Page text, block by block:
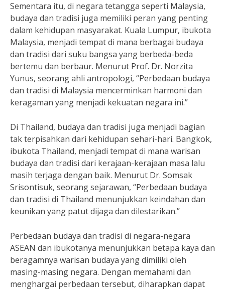
Sementara itu, di negara tetangga seperti Malaysia,
budaya dan tradisi juga memiliki peran yang penting
dalam kehidupan masyarakat. Kuala Lumpur, ibukota
Malaysia, menjadi tempat di mana berbagai budaya
dan tradisi dari suku bangsa yang berbeda-beda
bertemu dan berbaur. Menurut Prof. Dr. Norzita
Yunus, seorang ahli antropologi, “Perbedaan budaya
dan tradisi di Malaysia mencerminkan harmoni dan
keragaman yang menjadi kekuatan negara ini.”
Di Thailand, budaya dan tradisi juga menjadi bagian
tak terpisahkan dari kehidupan sehari-hari. Bangkok,
ibukota Thailand, menjadi tempat di mana warisan
budaya dan tradisi dari kerajaan-kerajaan masa lalu
masih terjaga dengan baik. Menurut Dr. Somsak
Srisontisuk, seorang sejarawan, “Perbedaan budaya
dan tradisi di Thailand menunjukkan keindahan dan
keunikan yang patut dijaga dan dilestarikan.”
Perbedaan budaya dan tradisi di negara-negara
ASEAN dan ibukotanya menunjukkan betapa kaya dan
beragamnya warisan budaya yang dimiliki oleh
masing-masing negara. Dengan memahami dan
menghargai perbedaan tersebut, diharapkan dapat